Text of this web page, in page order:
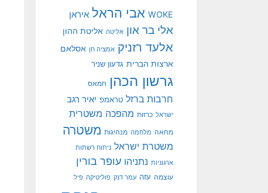
WOKE אבי הראל איראן
אלי בר און אליטה אליטת ההון
אלעד רזניק אמציה חן אסלאם
ארצות הברית גדעון שניר
גרשון הכהן חמאס
חרבות ברזל טראמפ יאיר רגב
ישראל כרזות מהפכה משטרית
מחאה מלחמה מנהיגות משטרה
משטרת ישראל ניתוח רשתות
ארגוניות נתניהו עופר בורין
עוצמה עזה עמר דנק פוליטיקה פיל